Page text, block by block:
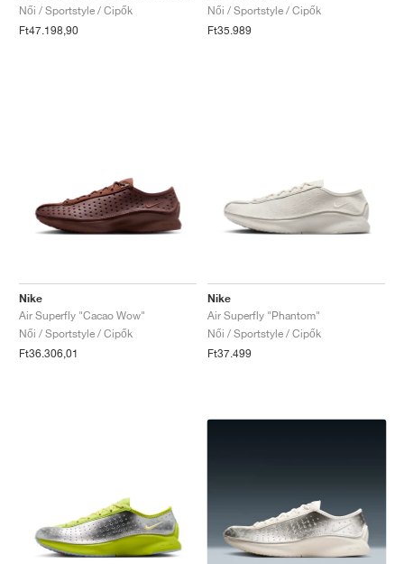
Női / Sportstyle / Cipők
Ft47.198,90
Női / Sportstyle / Cipők
Ft35.989
Nike
Air Superfly "Cacao Wow"
Női / Sportstyle / Cipők
Ft36.306,01
Nike
Air Superfly "Phantom"
Női / Sportstyle / Cipők
Ft37.499